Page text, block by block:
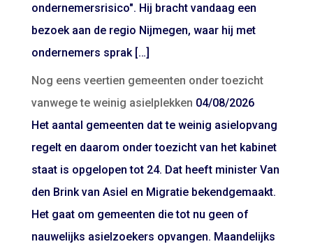
ondernemersrisico". Hij bracht vandaag een
bezoek aan de regio Nijmegen, waar hij met
ondernemers sprak […]
Nog eens veertien gemeenten onder toezicht
vanwege te weinig asielplekken 04/08/2026
Het aantal gemeenten dat te weinig asielopvang
regelt en daarom onder toezicht van het kabinet
staat is opgelopen tot 24. Dat heeft minister Van
den Brink van Asiel en Migratie bekendgemaakt.
Het gaat om gemeenten die tot nu geen of
nauwelijks asielzoekers opvangen. Maandelijks